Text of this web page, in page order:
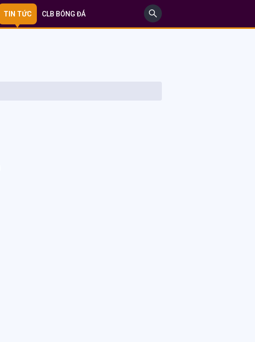
TIN TỨC CLB BÓNG ĐÁ